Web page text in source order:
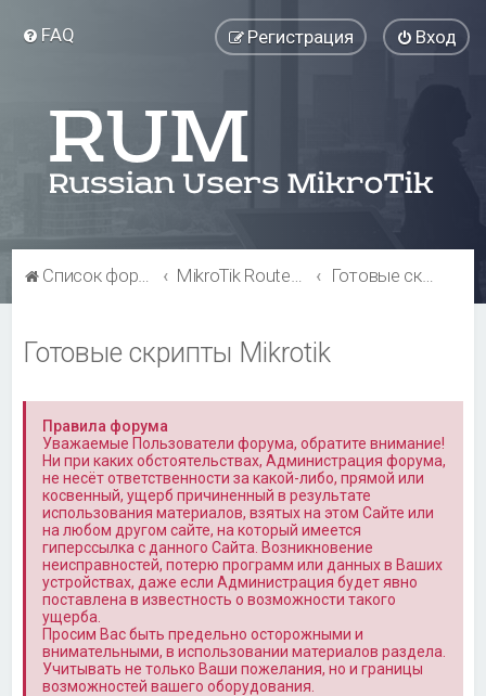
FAQ Вход
Регистрация
Список форумов MikroTik RouterOS Готовые скрипты Mikrotik
Готовые скрипты Mikrotik
Правила форума
Уважаемые Пользователи форума, обратите внимание!
Ни при каких обстоятельствах, Администрация форума,
не несёт ответственности за какой-либо, прямой или
косвенный, ущерб причиненный в результате
использования материалов, взятых на этом Сайте или
на любом другом сайте, на который имеется
гиперссылка с данного Сайта. Возникновение
неисправностей, потерю программ или данных в Ваших
устройствах, даже если Администрация будет явно
поставлена в известность о возможности такого
ущерба.
Просим Вас быть предельно осторожными и
внимательными, в использовании материалов раздела.
Учитывать не только Ваши пожелания, но и границы
возможностей вашего оборудования.